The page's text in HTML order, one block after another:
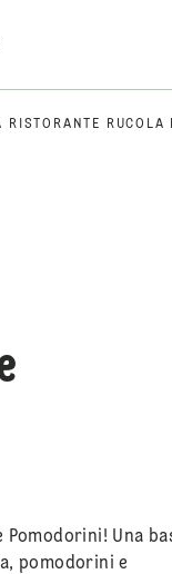
RISTORANTE RUCOLA
Una
pomodorini e